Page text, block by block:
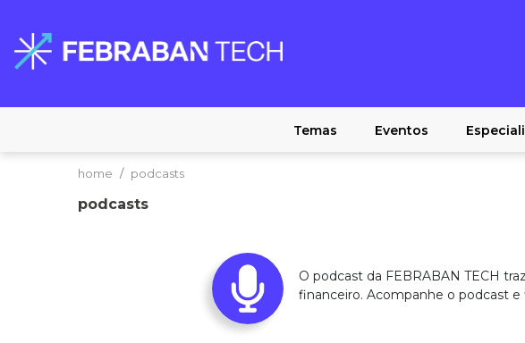
Temas Eventos
home podcasts
podcasts
O podcast da FEBRABAN TECH
financeiro. Acompanhe o podcast